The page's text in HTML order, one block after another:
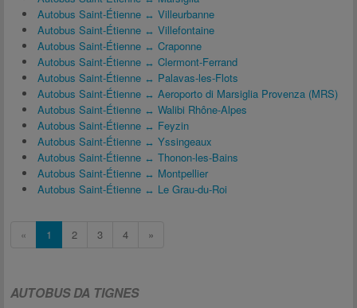
Autobus Saint-Étienne ↔ Villeurbanne
Autobus Saint-Étienne ↔ Villefontaine
Autobus Saint-Étienne ↔ Craponne
Autobus Saint-Étienne ↔ Clermont-Ferrand
Autobus Saint-Étienne ↔ Palavas-les-Flots
Autobus Saint-Étienne ↔ Aeroporto di Marsiglia Provenza (MRS)
Autobus Saint-Étienne ↔ Walibi Rhône-Alpes
Autobus Saint-Étienne ↔ Feyzin
Autobus Saint-Étienne ↔ Yssingeaux
Autobus Saint-Étienne ↔ Thonon-les-Bains
Autobus Saint-Étienne ↔ Montpellier
Autobus Saint-Étienne ↔ Le Grau-du-Roi
« 1 2 3 4 »
AUTOBUS DA TIGNES